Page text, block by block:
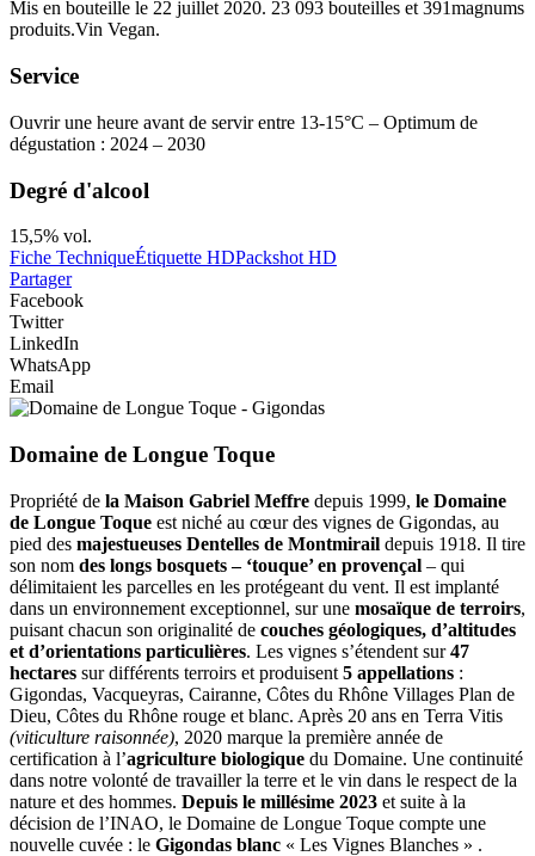
Mis en bouteille le 22 juillet 2020. 23 093 bouteilles et 391magnums
produits.Vin Vegan.
Service
Ouvrir une heure avant de servir entre 13-15°C – Optimum de
dégustation : 2024 – 2030
Degré d'alcool
15,5% vol.
Fiche TechniqueÉtiquette HDPackshot HD
Partager
Facebook
Twitter
LinkedIn
WhatsApp
Email
Domaine de Longue Toque
Propriété de la Maison Gabriel Meffre depuis 1999, le Domaine
de Longue Toque est niché au cœur des vignes de Gigondas, au
pied des majestueuses Dentelles de Montmirail depuis 1918. Il tire
son nom des longs bosquets – ‘touque’ en provençal – qui
délimitaient les parcelles en les protégeant du vent. Il est implanté
dans un environnement exceptionnel, sur une mosaïque de terroirs,
puisant chacun son originalité de couches géologiques, d’altitudes
et d’orientations particulières. Les vignes s’étendent sur47
hectares sur différents terroirs et produisent 5 appellations :
Gigondas, Vacqueyras, Cairanne, Côtes du Rhône Villages Plan de
Dieu, Côtes du Rhône rouge et blanc. Après 20 ans en Terra Vitis
(viticulture raisonnée), 2020 marque la première année de
certification à l’agriculture biologique du Domaine. Une continuité
dans notre volonté de travailler la terre et le vin dans le respect de la
nature et des hommes. Depuis le millésime 2023 et suite à la
décision de l’INAO, le Domaine de Longue Toque compte une
nouvelle cuvée : le Gigondas blanc « Les Vignes Blanches » .